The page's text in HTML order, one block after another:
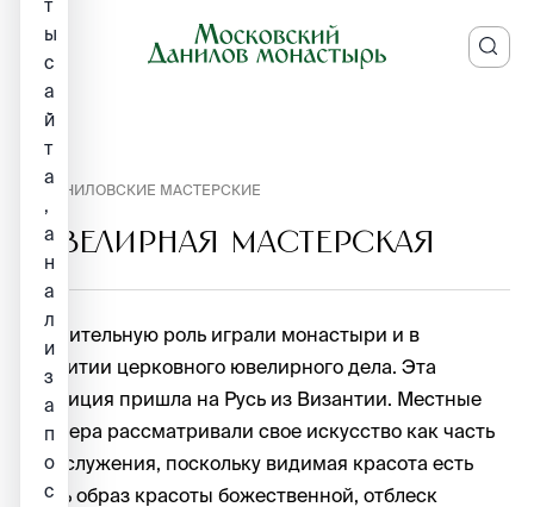
ДАНИЛОВСКИЕ МАСТЕРСКИЕ
ЮВЕЛИРНАЯ МАСТЕРСКАЯ
Значительную роль играли монастыри и в
развитии церковного ювелирного дела. Эта
традиция пришла на Русь из Византии. Местные
мастера рассматривали свое искусство как часть
богослужения, поскольку видимая красота есть
лишь образ красоты божественной, отблеск
т
ы
с
а
й
т
а
,
а
н
а
л
и
з
а
п
о
с